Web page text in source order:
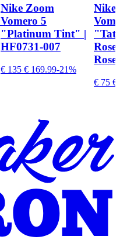
Nike Zoom
Vomero 5
"Platinum Tint" |
HF0731-007
€ 135 € 169.99-21%
Nike
€ 75 €